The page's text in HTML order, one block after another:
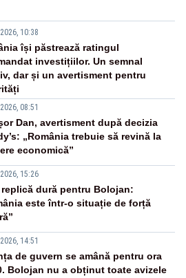
10:38
își păstrează ratingul
investițiilor. Un semnal
dar și un avertisment pentru
08:51
Dan, avertisment după decizia
„România trebuie să revină la
economică”
15:26
replică dură pentru Bolojan:
este într-o situație de forță
14:51
de guvern se amână pentru ora
Bolojan nu a obținut toate avizele